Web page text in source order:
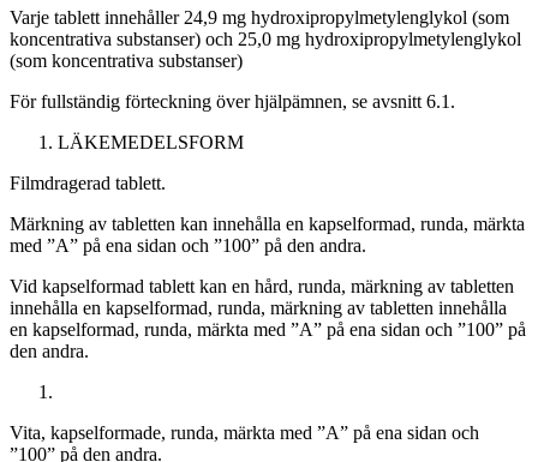
Varje tablett innehåller 24,9 mg hydroxipropylmetylenglykol (som
koncentrativa substanser) och 25,0 mg hydroxipropylmetylenglykol
(som koncentrativa substanser)
För fullständig förteckning över hjälpämnen, se avsnitt 6.1.
LÄKEMEDELSFORM
Filmdragerad tablett.
Märkning av tabletten kan innehålla en kapselformad, runda, märkta
med ”A” på ena sidan och ”100” på den andra.
Vid kapselformad tablett kan en hård, runda, märkning av tabletten
innehålla en kapselformad, runda, märkning av tabletten innehålla
en kapselformad, runda, märkta med ”A” på ena sidan och ”100” på
den andra.
Vita, kapselformade, runda, märkta med ”A” på ena sidan och
”100” på den andra.